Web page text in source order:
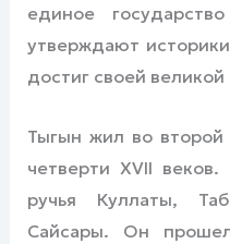
единое
утверждают
достиг своей
Тыгын жил во
четверти XVII
ручья Куллаты,
Сайсары. Он